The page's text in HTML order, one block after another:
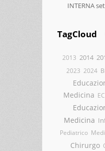
INTERNA
TagCloud
2013 2014
2023 2024
Medicina
Medicina
Pediatrico
Chirurgo